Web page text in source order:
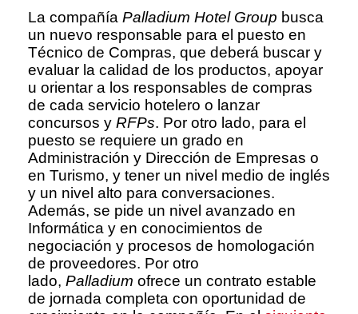
La compañía Palladium Hotel Group busca
un nuevo responsable para el puesto en
Técnico de Compras, que deberá buscar y
evaluar la calidad de los productos, apoyar
u orientar a los responsables de compras
de cada servicio hotelero o lanzar
concursos y RFPs. Por otro lado, para el
puesto se requiere un grado en
Administración y Dirección de Empresas o
en Turismo, y tener un nivel medio de inglés
y un nivel alto para conversaciones.
Además, se pide un nivel avanzado en
Informática y en conocimientos de
negociación y procesos de homologación
de proveedores. Por otro
lado, Palladium ofrece un contrato estable
de jornada completa con oportunidad de